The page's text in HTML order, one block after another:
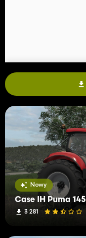
Nowy
Case IH Puma 145
3 281